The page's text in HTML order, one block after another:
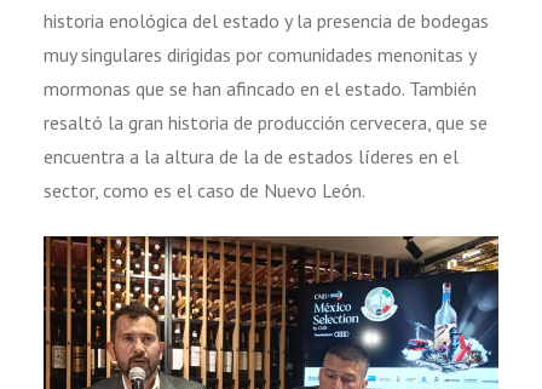
historia enológica del estado y la presencia de bodegas
muy singulares dirigidas por comunidades menonitas y
mormonas que se han afincado en el estado. También
resaltó la gran historia de producción cervecera, que se
encuentra a la altura de la de estados líderes en el
sector, como es el caso de Nuevo León.